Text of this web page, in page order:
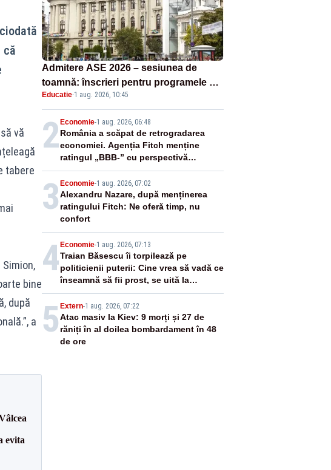
că
vă
tabere
bine
după
a
evita
Admitere ASE 2026 – sesiunea de
toamnă: înscrieri pentru programele de
licență, masterat și doctorat
Educatie·1 aug. 2026, 10:45
2Economie-1 aug. 2026, 06:48
România a scăpat de retrogradarea
economiei. Agenția Fitch menține
ratingul „BBB-” cu perspectivă
negativă
3 Economie-1 aug. 2026, 07:02
Alexandru Nazare, după menținerea
ratingului Fitch: Ne oferă timp, nu
confort
4Economie-1 aug. 2026, 07:13
Traian Băsescu îi torpilează pe
politicienii puterii: Cine vrea să vadă ce
înseamnă să fii prost, se uită la
România
5 Extern-1 aug. 2026, 07:22
Atac masiv la Kiev: 9 morți și 27 de
răniți în al doilea bombardament în 48
de ore